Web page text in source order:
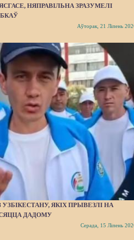
НЯПРАВІЛЬНА ЗРАЗУМЕЛІ
Аўторак, 21 Ліпень
ЯКІХ ПРЫВЕЗЛІ НА
ДАДОМУ
Серада, 15 Ліпень